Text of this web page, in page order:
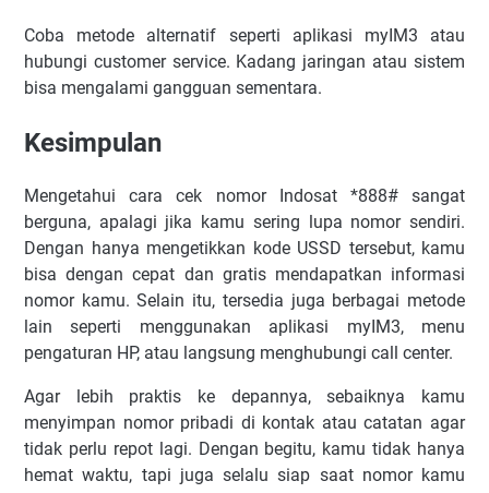
Coba metode alternatif seperti aplikasi myIM3 atau
hubungi customer service. Kadang jaringan atau sistem
bisa mengalami gangguan sementara.
Kesimpulan
Mengetahui cara cek nomor Indosat *888# sangat
berguna, apalagi jika kamu sering lupa nomor sendiri.
Dengan hanya mengetikkan kode USSD tersebut, kamu
bisa dengan cepat dan gratis mendapatkan informasi
nomor kamu. Selain itu, tersedia juga berbagai metode
lain seperti menggunakan aplikasi myIM3, menu
pengaturan HP, atau langsung menghubungi call center.
Agar lebih praktis ke depannya, sebaiknya kamu
menyimpan nomor pribadi di kontak atau catatan agar
tidak perlu repot lagi. Dengan begitu, kamu tidak hanya
hemat waktu, tapi juga selalu siap saat nomor kamu